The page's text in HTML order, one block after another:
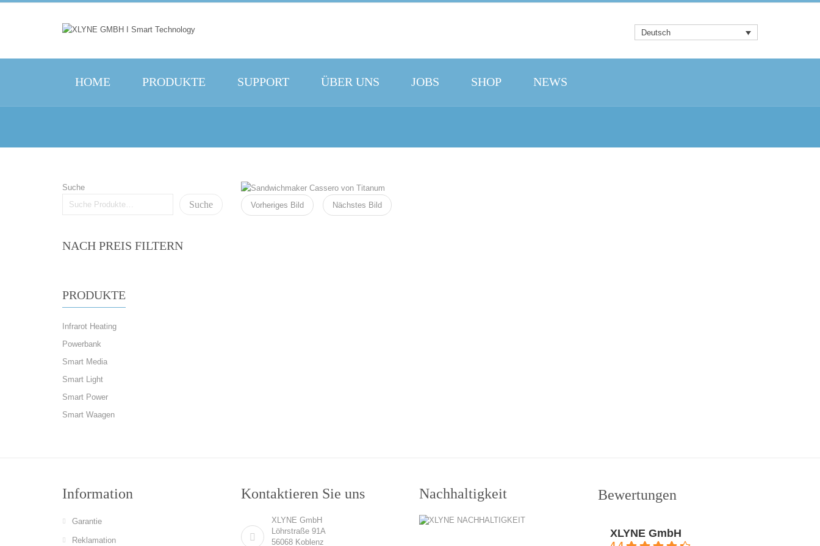
Deutsch
HOME PRODUKTE SUPPORT ÜBER UNS JOBS SHOP NEWS
Suche
Suche
NACH PREIS FILTERN
PRODUKTE
Infrarot Heating
Powerbank
Smart Media
Smart Light
Smart Power
Smart Waagen
Vorheriges Bild Nächstes Bild
Information
Garantie
Reklamation
Kontaktieren Sie uns
XLYNE GmbH
Löhrstraße 91A
56068 Koblenz
Nachhaltigkeit Bewertungen
XLYNE GmbH